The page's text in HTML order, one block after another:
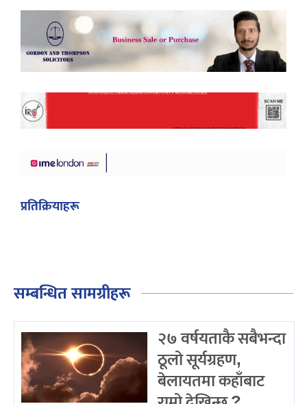
प्रतिक्रियाहरू
सम्बन्धित सामग्रीहरू
२७ वर्षयताकै सबैभन्दा
ठूलो सूर्यग्रहण,
बेलायतमा कहाँबाट